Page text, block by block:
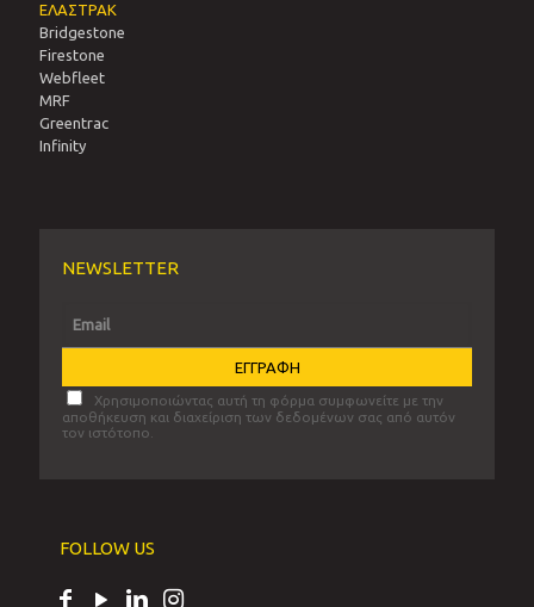
ΕΛΑΣΤΡΑΚ
Bridgestone
Firestone
Webfleet
MRF
Greentrac
Infinity
NEWSLETTER
Χρησιμοποιώντας αυτή τη φόρμα συμφωνείτε με την
αποθήκευση και διαχείριση των δεδομένων σας από αυτόν
τον ιστότοπο.
FOLLOW US